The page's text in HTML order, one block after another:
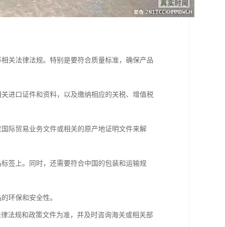
关法律法规。特别是要符合质量标准，确保产品
进口证件和资料，以及缴纳相应的关税、增值税
际贸易业务文件或相关的原产地证明文件来解
签上。同时，还需要符合中国的包装和运输规
环保和安全性。
法规和政策文件为准，并及时咨询海关或相关部